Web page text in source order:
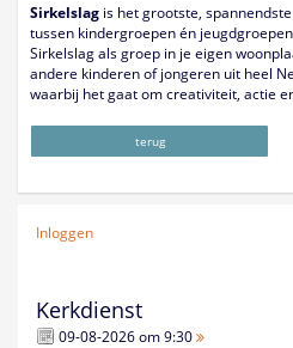
Sirkelslag is het grootste,
tussen kindergroepen én
Sirkelslag als groep in je eigen
andere kinderen of jongeren uit heel
waarbij het gaat om creativiteit, actie
terug
Inloggen
Kerkdienst
09-08-2026 om 9:30